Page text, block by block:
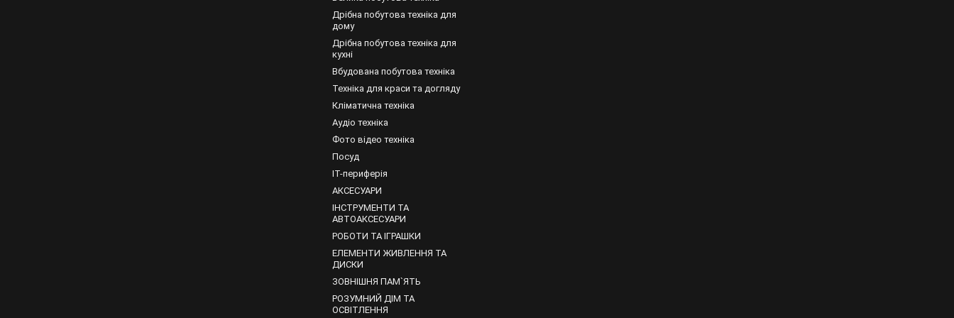
Опція гальмування двигуна
ергономічний дизайн і яскраве підсвічування присутні на більшості інструментів. Це допоможе зробити необхідне в будь-якому обмеженому просторі і на
Дрібна побутова техніка для
дому
Дрібна побутова техніка для
кухні
Вбудована побутова техніка
Техніка для краси та догляду
Кліматична техніка
Аудіо техніка
Фото відео техніка
Посуд
IT-периферія
АКСЕСУАРИ
ІНСТРУМЕНТИ ТА
АВТОАКСЕСУАРИ
РОБОТИ ТА ІГРАШКИ
ЕЛЕМЕНТИ ЖИВЛЕННЯ ТА
ДИСКИ
ЗОВНІШНЯ ПАМ`ЯТЬ
РОЗУМНИЙ ДІМ ТА
ОСВІТЛЕННЯ